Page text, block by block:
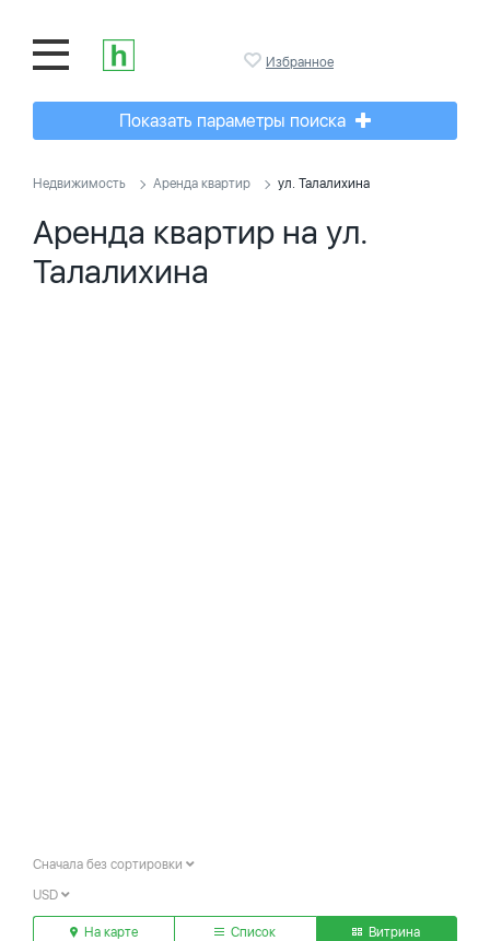
Избранное
Показать параметры поиска
Недвижимость Аренда квартир ул. Талалихина
Аренда квартир на ул.
Талалихина
Сначала без сортировки
USD
На карте Список Витрина